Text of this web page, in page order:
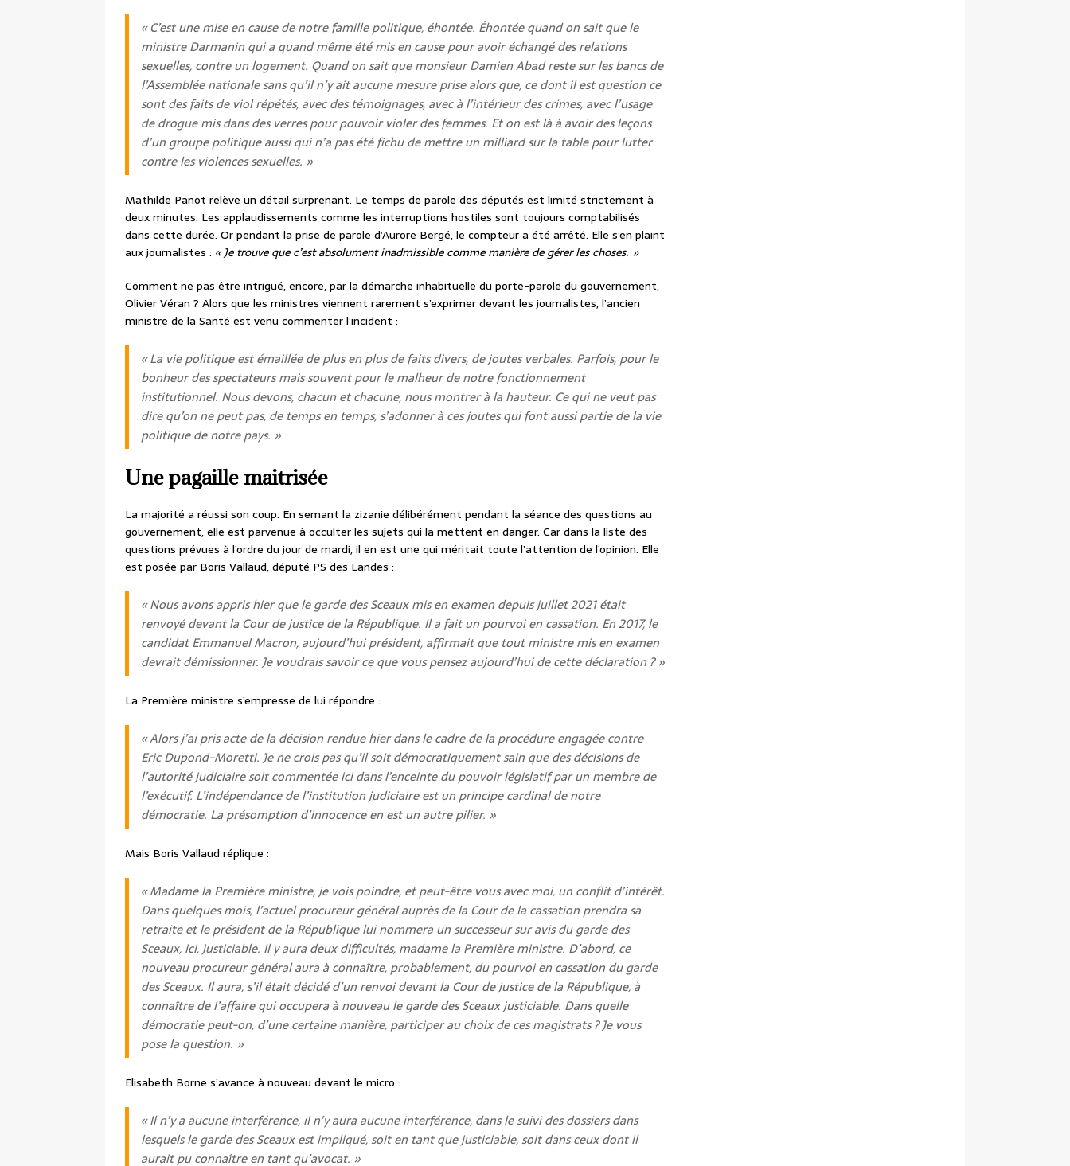
« C’est une mise en cause de notre famille politique, éhontée. Éhontée quand on sait que le
ministre Darmanin qui a quand même été mis en cause pour avoir échangé des relations
sexuelles, contre un logement. Quand on sait que monsieur Damien Abad reste sur les bancs de
l’Assemblée nationale sans qu’il n’y ait aucune mesure prise alors que, ce dont il est question ce
sont des faits de viol répétés, avec des témoignages, avec à l’intérieur des crimes, avec l’usage
de drogue mis dans des verres pour pouvoir violer des femmes. Et on est là à avoir des leçons
d’un groupe politique aussi qui n’a pas été fichu de mettre un milliard sur la table pour lutter
contre les violences sexuelles. »
Mathilde Panot relève un détail surprenant. Le temps de parole des députés est limité strictement à
deux minutes. Les applaudissements comme les interruptions hostiles sont toujours comptabilisés
dans cette durée. Or pendant la prise de parole d’Aurore Bergé, le compteur a été arrêté. Elle s’en plaint
aux journalistes : « Je trouve que c’est absolument inadmissible comme manière de gérer les choses. »
Comment ne pas être intrigué, encore, par la démarche inhabituelle du porte-parole du gouvernement,
Olivier Véran ? Alors que les ministres viennent rarement s’exprimer devant les journalistes, l’ancien
ministre de la Santé est venu commenter l’incident :
« La vie politique est émaillée de plus en plus de faits divers, de joutes verbales. Parfois, pour le
bonheur des spectateurs mais souvent pour le malheur de notre fonctionnement
institutionnel. Nous devons, chacun et chacune, nous montrer à la hauteur. Ce qui ne veut pas
dire qu’on ne peut pas, de temps en temps, s’adonner à ces joutes qui font aussi partie de la vie
politique de notre pays. »
Une pagaille maitrisée
La majorité a réussi son coup. En semant la zizanie délibérément pendant la séance des questions au
gouvernement, elle est parvenue à occulter les sujets qui la mettent en danger. Car dans la liste des
questions prévues à l’ordre du jour de mardi, il en est une qui méritait toute l’attention de l’opinion. Elle
est posée par Boris Vallaud, député PS des Landes :
« Nous avons appris hier que le garde des Sceaux mis en examen depuis juillet 2021 était
renvoyé devant la Cour de justice de la République. Il a fait un pourvoi en cassation. En 2017, le
candidat Emmanuel Macron, aujourd’hui président, affirmait que tout ministre mis en examen
devrait démissionner. Je voudrais savoir ce que vous pensez aujourd’hui de cette déclaration ? »
La Première ministre s’empresse de lui répondre :
« Alors j’ai pris acte de la décision rendue hier dans le cadre de la procédure engagée contre
Eric Dupond-Moretti. Je ne crois pas qu’il soit démocratiquement sain que des décisions de
l’autorité judiciaire soit commentée ici dans l’enceinte du pouvoir législatif par un membre de
l’exécutif. L’indépendance de l’institution judiciaire est un principe cardinal de notre
démocratie. La présomption d’innocence en est un autre pilier. »
Mais Boris Vallaud réplique :
« Madame la Première ministre, je vois poindre, et peut-être vous avec moi, un conflit d’intérêt.
Dans quelques mois, l’actuel procureur général auprès de la Cour de la cassation prendra sa
retraite et le président de la République lui nommera un successeur sur avis du garde des
Sceaux, ici, justiciable. Il y aura deux difficultés, madame la Première ministre. D’abord, ce
nouveau procureur général aura à connaître, probablement, du pourvoi en cassation du garde
des Sceaux. Il aura, s’il était décidé d’un renvoi devant la Cour de justice de la République, à
connaître de l’affaire qui occupera à nouveau le garde des Sceaux justiciable. Dans quelle
démocratie peut-on, d’une certaine manière, participer au choix de ces magistrats ? Je vous
pose la question. »
Elisabeth Borne s’avance à nouveau devant le micro :
« Il n’y a aucune interférence, il n’y aura aucune interférence, dans le suivi des dossiers dans
lesquels le garde des Sceaux est impliqué, soit en tant que justiciable, soit dans ceux dont il
aurait pu connaître en tant qu’avocat. »